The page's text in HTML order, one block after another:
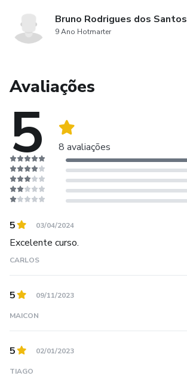
Bruno Rodrigues dos Santos
9 Ano Hotmarter
Avaliações
5 8 avaliações
5 03/04/2024
Excelente curso.
CARLOS
5 09/11/2023
MAICON
5 02/01/2023
TIAGO